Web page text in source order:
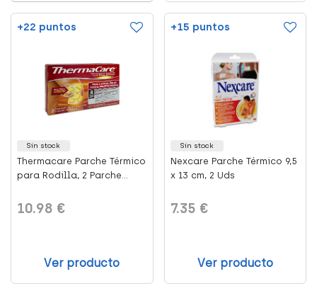
+22 puntos
Sin stock
Thermacare Parche Térmico
para Rodilla, 2 Parche...
10.98 €
Ver producto
+15 puntos
Sin stock
Nexcare Parche Térmico 9,5
x 13 cm, 2 Uds
7.35 €
Ver producto